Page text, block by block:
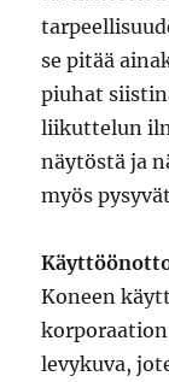
se pitää
piuhat
liikuttelun
näytöstä ja
myös
Koneen
levykuva,